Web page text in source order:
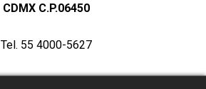
CDMX C.P.06450
Tel. 55 4000-5627